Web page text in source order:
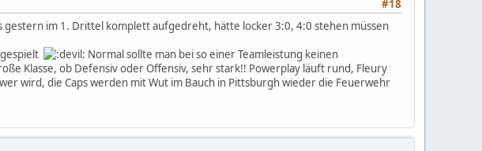
#18
gestern im 1. Drittel komplett aufgedreht, hätte locker 3:0, 4:0 stehen müssen
Normal sollte man bei so einer Teamleistung keinen
Klasse, ob Defensiv oder Offensiv, sehr stark!! Powerplay läuft rund, Fleury
wird, die Caps werden mit Wut im Bauch in Pittsburgh wieder die Feuerwehr